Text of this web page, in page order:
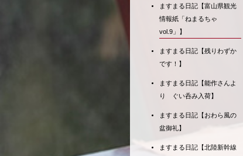
ますまる日記【富山県観光
情報紙「ねまるちゃ
vol.9」】
ますまる日記【残りわずか
です！】
ますまる日記【能作さんよ
り ぐい呑み入荷】
ますまる日記【おわら風の
盆御礼】
ますまる日記【北陸新幹線